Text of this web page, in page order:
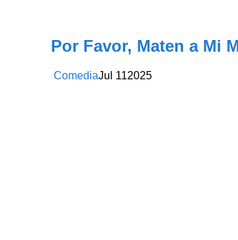
Por Favor, Maten a Mi
ComediaJul 112025